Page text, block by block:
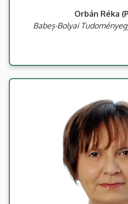
Orbán Réka
Babeș-Bolyai